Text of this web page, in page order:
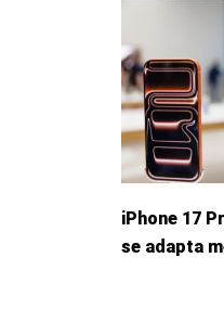
iPhone 17
se adapta